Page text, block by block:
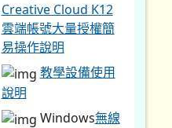
Creative Cloud K12
雲端帳號大量授權簡
易操作說明
教學設備使用
說明
Windows無線